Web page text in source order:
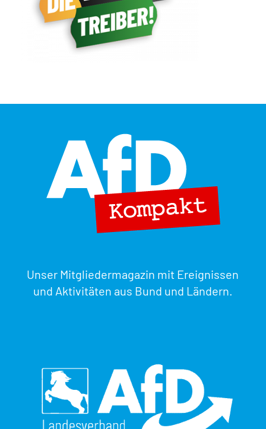
Unser Mitgliedermagazin mit Ereignissen
und Aktivitäten aus Bund und Ländern.